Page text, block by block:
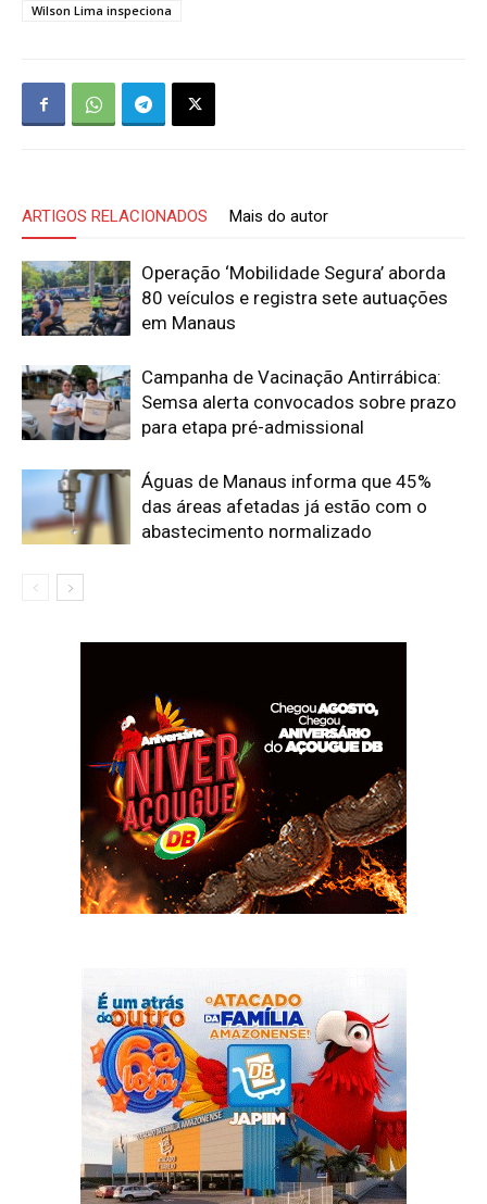
Wilson Lima inspeciona
ARTIGOS RELACIONADOS Mais do autor
Operação ‘Mobilidade Segura’ aborda
80 veículos e registra sete autuações
em Manaus
Campanha de Vacinação Antirrábica:
Semsa alerta convocados sobre prazo
para etapa pré-admissional
Águas de Manaus informa que 45%
das áreas afetadas já estão com o
abastecimento normalizado